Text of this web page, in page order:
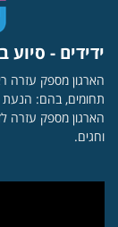
ידידים - סיוע
הארגון מספק עזרה
תחומים, בהם: הנעת
וחגים.